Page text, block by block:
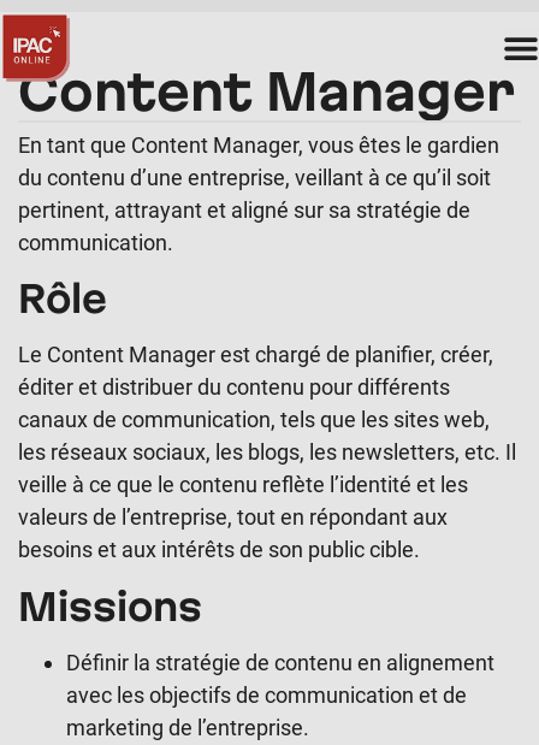
Content Manager
En tant que Content Manager, vous êtes le gardien
du contenu d’une entreprise, veillant à ce qu’il soit
pertinent, attrayant et aligné sur sa stratégie de
communication.
Rôle
Le Content Manager est chargé de planifier, créer,
éditer et distribuer du contenu pour différents
canaux de communication, tels que les sites web,
les réseaux sociaux, les blogs, les newsletters, etc. Il
veille à ce que le contenu reflète l’identité et les
valeurs de l’entreprise, tout en répondant aux
besoins et aux intérêts de son public cible.
Missions
Définir la stratégie de contenu en alignement
avec les objectifs de communication et de
marketing de l’entreprise.